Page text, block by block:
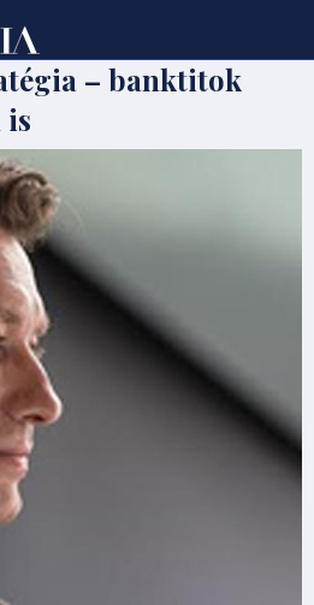
– banktitok